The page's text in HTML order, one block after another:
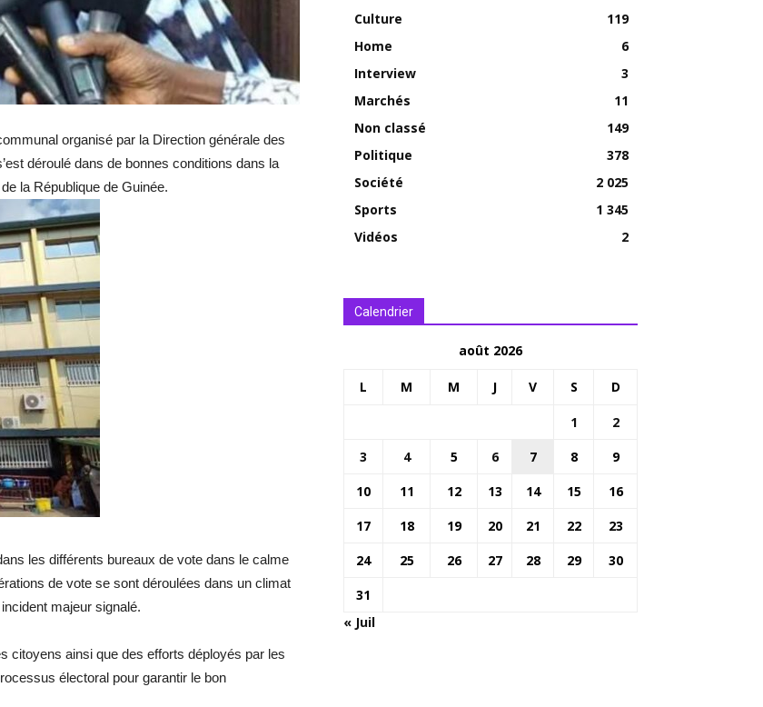
organisé par la Direction générale des
déroulé dans de bonnes conditions dans la
la République de Guinée.
les différents bureaux de vote dans le calme
de vote se sont déroulées dans un climat
majeur signalé.
citoyens ainsi que des efforts déployés par les
électoral pour garantir le bon
Culture
119
Home
6
Interview
3
Marchés
11
Non classé
149
Politique
378
Société
2 025
Sports
1 345
Vidéos
2
Calendrier
août 2026
L M M J V S D
1
2
3
4 5 6 7 8
9
10
11 12 13 14 15
16
17
18 19 20 21 22
23
24
25 26 27 28 29
30
31
« Juil